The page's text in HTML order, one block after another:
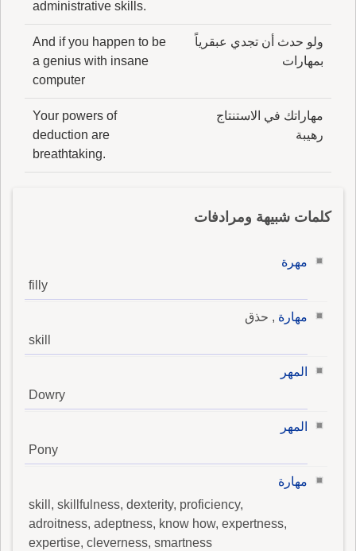
administrative skills.
ولو حدث أن تجدي عبقرياً
بمهارات
And if you happen to be
a genius with insane
computer
مهاراتك في الاستنتاج
رهيبة
Your powers of
deduction are
breathtaking.
كلمات شبيهة ومرادفات
مهرة
filly
مهارة , حذق
skill
المهر
Dowry
المهر
Pony
مهارة
skill, skillfulness, dexterity, proficiency,
adroitness, adeptness, know how, expertness,
expertise, cleverness, smartness